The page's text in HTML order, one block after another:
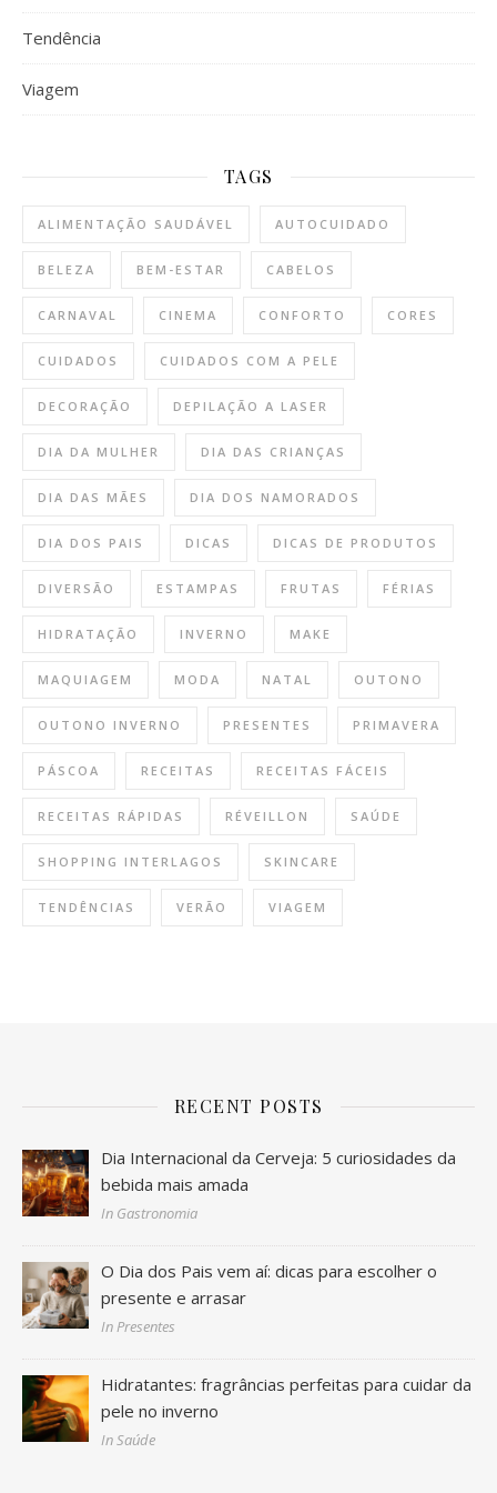
Tendência
Viagem
TAGS
ALIMENTAÇÃO SAUDÁVEL AUTOCUIDADO
BELEZA BEM-ESTAR CABELOS
CARNAVAL CINEMA CONFORTO CORES
CUIDADOS CUIDADOS COM A PELE
DECORAÇÃO DEPILAÇÃO A LASER
DIA DA MULHER DIA DAS CRIANÇAS
DIA DAS MÃES DIA DOS NAMORADOS
DIA DOS PAIS DICAS DICAS DE PRODUTOS
DIVERSÃO ESTAMPAS FRUTAS FÉRIAS
HIDRATAÇÃO INVERNO MAKE
MAQUIAGEM MODA NATAL OUTONO
OUTONO INVERNO PRESENTES PRIMAVERA
PÁSCOA RECEITAS RECEITAS FÁCEIS
RECEITAS RÁPIDAS RÉVEILLON SAÚDE
SHOPPING INTERLAGOS SKINCARE
TENDÊNCIAS VERÃO VIAGEM
RECENT POSTS
Dia Internacional da Cerveja: 5 curiosidades da
bebida mais amada
In Gastronomia
O Dia dos Pais vem aí: dicas para escolher o
presente e arrasar
In Presentes
Hidratantes: fragrâncias perfeitas para cuidar da
pele no inverno
In Saúde